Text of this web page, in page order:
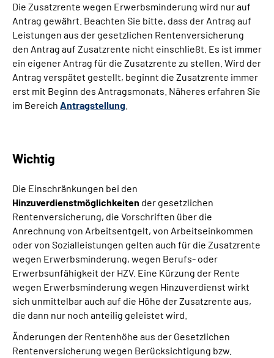
Die Zusatzrente wegen Erwerbsminderung wird nur auf
Antrag gewährt. Beachten Sie bitte, dass der Antrag auf
Leistungen aus der gesetzlichen Rentenversicherung
den Antrag auf Zusatzrente nicht einschließt. Es ist immer
ein eigener Antrag für die Zusatzrente zu stellen. Wird der
Antrag verspätet gestellt, beginnt die Zusatzrente immer
erst mit Beginn des Antragsmonats. Näheres erfahren Sie
im Bereich Antragstellung
Wichtig
Die Einschränkungen bei den
Hinzuverdienstmöglichkeiten der gesetzlichen
Rentenversicherung, die Vorschriften über die
Anrechnung von Arbeitsentgelt, von Arbeitseinkommen
oder von Sozialleistungen gelten auch für die Zusatzrente
wegen Erwerbsminderung, wegen Berufs- oder
Erwerbsunfähigkeit der HZV. Eine Kürzung der Rente
wegen Erwerbsminderung wegen Hinzuverdienst wirkt
sich unmittelbar auch auf die Höhe der Zusatzrente aus,
die dann nur noch anteilig geleistet wird.
Änderungen der Rentenhöhe aus der Gesetzlichen
Rentenversicherung wegen Berücksichtigung bzw.